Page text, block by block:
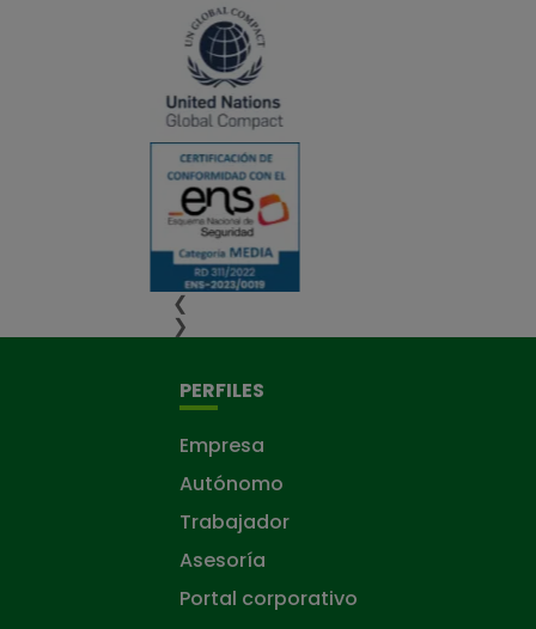
❮
❯
PERFILES
Empresa
Autónomo
Trabajador
Asesoría
Portal corporativo